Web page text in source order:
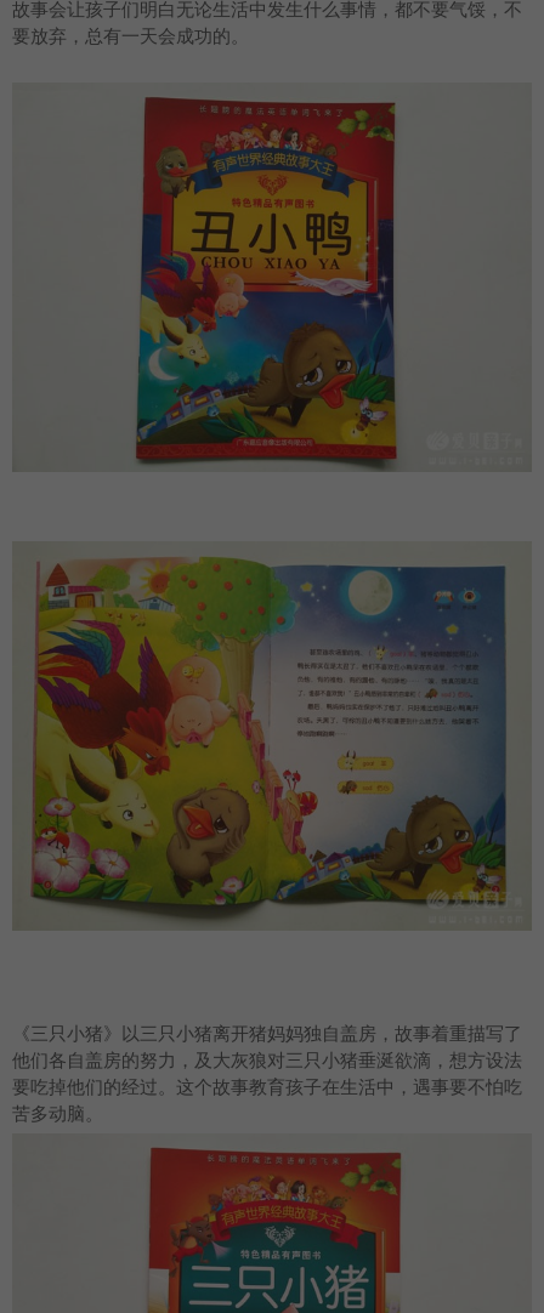
故事会让孩子们明白无论生活中发生什么事情，都不要气馁，不
要放弃，总有一天会成功的。
《三只小猪》以三只小猪离开猪妈妈独自盖房，故事着重描写了
他们各自盖房的努力，及大灰狼对三只小猪垂涎欲滴，想方设法
要吃掉他们的经过。这个故事教育孩子在生活中，遇事要不怕吃
苦多动脑。